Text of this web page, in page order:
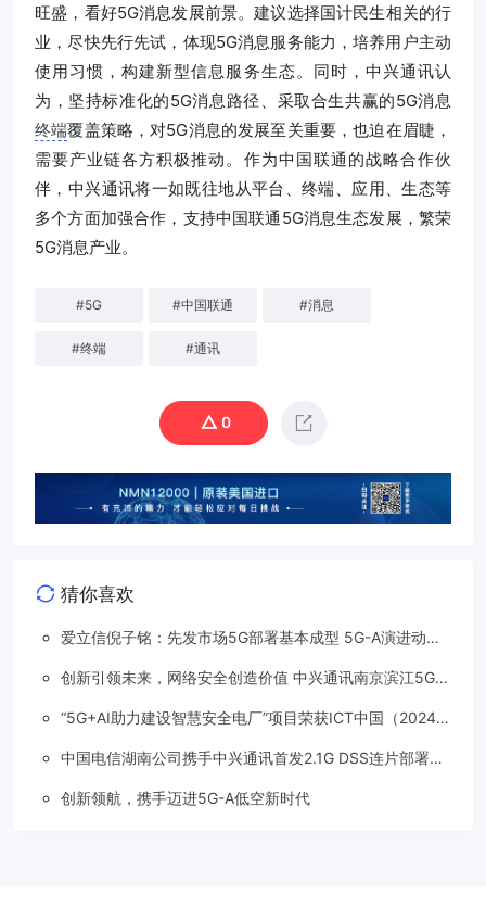
旺盛，看好5G消息发展前景。建议选择国计民生相关的行
业，尽快先行先试，体现5G消息服务能力，培养用户主动
使用习惯，构建新型信息服务生态。同时，中兴通讯认
为，坚持标准化的5G消息路径、采取合生共赢的5G消息
终端覆盖策略，对5G消息的发展至关重要，也迫在眉睫，
需要产业链各方积极推动。作为中国联通的战略合作伙
伴，中兴通讯将一如既往地从平台、终端、应用、生态等
多个方面加强合作，支持中国联通5G消息生态发展，繁荣
5G消息产业。
#5G #中国联通 #消息
#终端 #通讯
0
猜你喜欢
爱立信倪子铭：先发市场5G部署基本成型 5G-A演进动能
创新引领未来，网络安全创造价值 中兴通讯南京滨江5G工
“5G+AI助力建设智慧安全电厂”项目荣获ICT中国（2024）
中国电信湖南公司携手中兴通讯首发2.1G DSS连片部署助
创新领航，携手迈进5G-A低空新时代